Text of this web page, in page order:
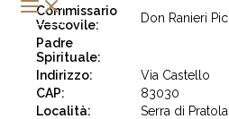
Commissario
Vescovile:
Don Ranieri
Padre
Spirituale:
Indirizzo:
Via Castello
CAP:
83030
Località:
Serra di Pratola